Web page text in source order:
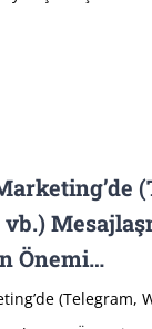
Önemi…
(Telegram,